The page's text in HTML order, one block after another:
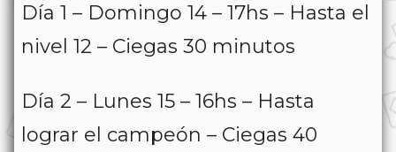
Día 1 – Domingo 14 – 17hs – Hasta el
nivel 12 – Ciegas 30 minutos
Día 2 – Lunes 15 – 16hs – Hasta
lograr el campeón – Ciegas 40